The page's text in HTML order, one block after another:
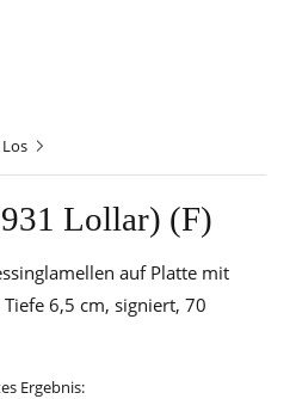
Lollar) (F)
auf Platte mit
6,5 cm, signiert, 70
Ergebnis: